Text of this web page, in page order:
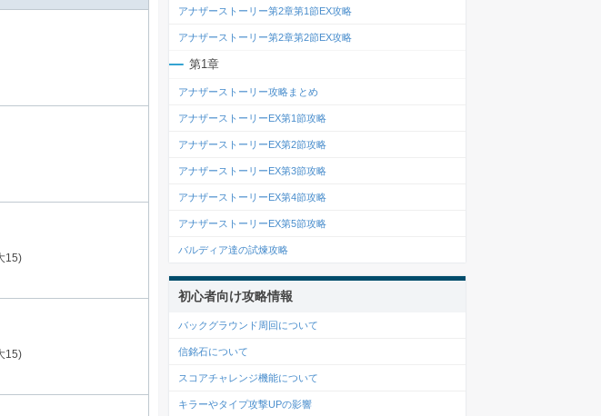
15)
15)
アナザーストーリー第2章第1節EX攻略
アナザーストーリー第2章第2節EX攻略
第1章
アナザーストーリー攻略まとめ
アナザーストーリーEX第1節攻略
アナザーストーリーEX第2節攻略
アナザーストーリーEX第3節攻略
アナザーストーリーEX第4節攻略
アナザーストーリーEX第5節攻略
バルディア達の試煉攻略
初心者向け攻略情報
バックグラウンド周回について
信銘石について
スコアチャレンジ機能について
キラーやタイプ攻撃UPの影響